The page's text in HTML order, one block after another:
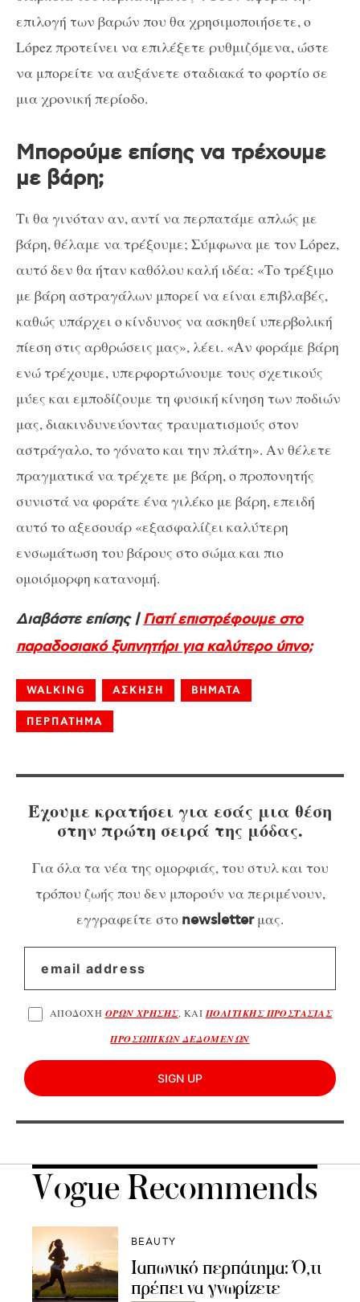
επιλογή των βαρών που θα χρησιμοποιήσετε, ο
López προτείνει να επιλέξετε ρυθμιζόμενα, ώστε
να μπορείτε να αυξάνετε σταδιακά το φορτίο σε
μια χρονική περίοδο.
Μπορούμε επίσης να τρέχουμε
με βάρη;
Τι θα γινόταν αν, αντί να περπατάμε απλώς με
βάρη, θέλαμε να τρέξουμε; Σύμφωνα με τον López,
αυτό δεν θα ήταν καθόλου καλή ιδέα: «Το τρέξιμο
με βάρη αστραγάλων μπορεί να είναι επιβλαβές,
καθώς υπάρχει ο κίνδυνος να ασκηθεί υπερβολική
πίεση στις αρθρώσεις μας», λέει. «Αν φοράμε βάρη
ενώ τρέχουμε, υπερφορτώνουμε τους σχετικούς
μύες και εμποδίζουμε τη φυσική κίνηση των ποδιών
μας, διακινδυνεύοντας τραυματισμούς στον
αστράγαλο, το γόνατο και την πλάτη». Αν θέλετε
πραγματικά να τρέχετε με βάρη, ο προπονητής
συνιστά να φοράτε ένα γιλέκο με βάρη, επειδή
αυτό το αξεσουάρ «εξασφαλίζει καλύτερη
ενσωμάτωση του βάρους στο σώμα και πιο
ομοιόμορφη κατανομή.
Διαβάστε επίσης |Γιατί επιστρέφουμε στο
παραδοσιακό ξυπνητήρι για καλύτερο ύπνο;
WALKING ΑΣΚΗΣΗ ΒΗΜΑΤΑ
ΠΕΡΠΑΤΗΜΑ
Έχουμε κρατήσει για εσάς μια θέση
στην πρώτη σειρά της μόδας.
Για όλα τα νέα της ομορφιάς, του στυλ και του
τρόπου ζωής που δεν μπορούν να περιμένουν,
εγγραφείτε στο newsletterμας.
ΑΠΟΔΟΧΗ ΟΡΩΝ ΧΡΗΣΗΣ, ΚΑΙ ΠΟΛΙΤΙΚΗΣ ΠΡΟΣΤΑΣΙΑΣ
ΠΡΟΣΩΠΙΚΩΝ ΔΕΔΟΜΕΝΩΝ
SIGN UP
Vogue Recommends
BEAUTY
Ιαπωνικό περπάτημα: Ό,τι
πρέπει να γνωρίζετε